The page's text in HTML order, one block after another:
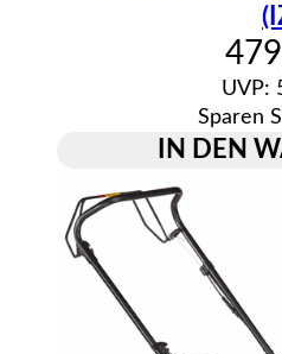
UVP:
Sparen
IN DEN